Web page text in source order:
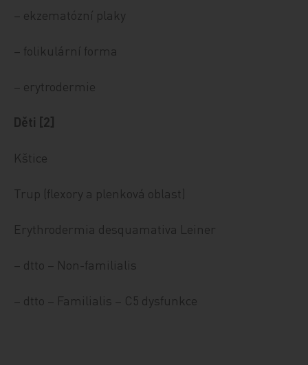
– ekzematózní plaky
– folikulární forma
– erytrodermie
Děti [2]
Kštice
Trup (flexory a plenková oblast)
Erythrodermia desquamativa Leiner
– dtto – Non-familialis
– dtto – Familialis – C5 dysfunkce